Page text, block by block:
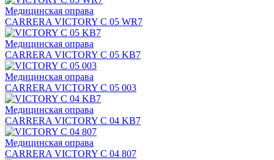
Медицинская оправа
CARRERA VICTORY C 05 WR7
Медицинская оправа
CARRERA VICTORY C 05 KB7
Медицинская оправа
CARRERA VICTORY C 05 003
Медицинская оправа
CARRERA VICTORY C 04 KB7
Медицинская оправа
CARRERA VICTORY C 04 807